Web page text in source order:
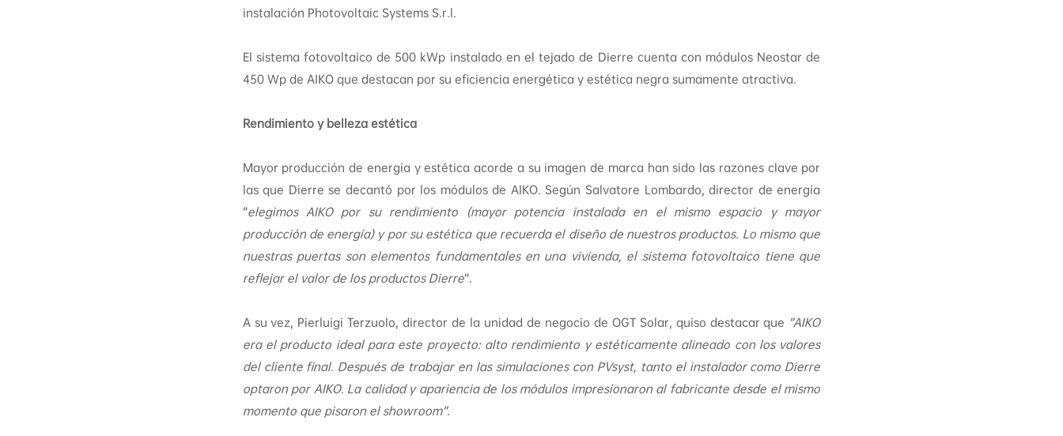
instalación Photovoltaic Systems S.r.l.
El sistema fotovoltaico de 500 kWp instalado en el tejado de Dierre cuenta con módulos Neostar de
450 Wp de AIKO que destacan por su eficiencia energética y estética negra sumamente atractiva.
Rendimiento y belleza estética
Mayor producción de energía y estética acorde a su imagen de marca han sido las razones clave por
las que Dierre se decantó por los módulos de AIKO. Según Salvatore Lombardo, director de energía
“elegimos AIKO por su rendimiento (mayor potencia instalada en el mismo espacio y mayor
producción de energía) y por su estética que recuerda el diseño de nuestros productos. Lo mismo que
nuestras puertas son elementos fundamentales en una vivienda, el sistema fotovoltaico tiene que
reflejar el valor de los productos Dierre“.
A su vez, Pierluigi Terzuolo, director de la unidad de negocio de OGT Solar, quiso destacar que “AIKO
era el producto ideal para este proyecto: alto rendimiento y estéticamente alineado con los valores
del cliente final. Después de trabajar en las simulaciones con PVsyst, tanto el instalador como Dierre
optaron por AIKO. La calidad y apariencia de los módulos impresionaron al fabricante desde el mismo
momento que pisaron el showroom”.